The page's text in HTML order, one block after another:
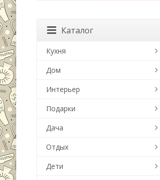
Каталог
Кухня
Дом
Интерьер
Подарки
Дача
Отдых
Дети